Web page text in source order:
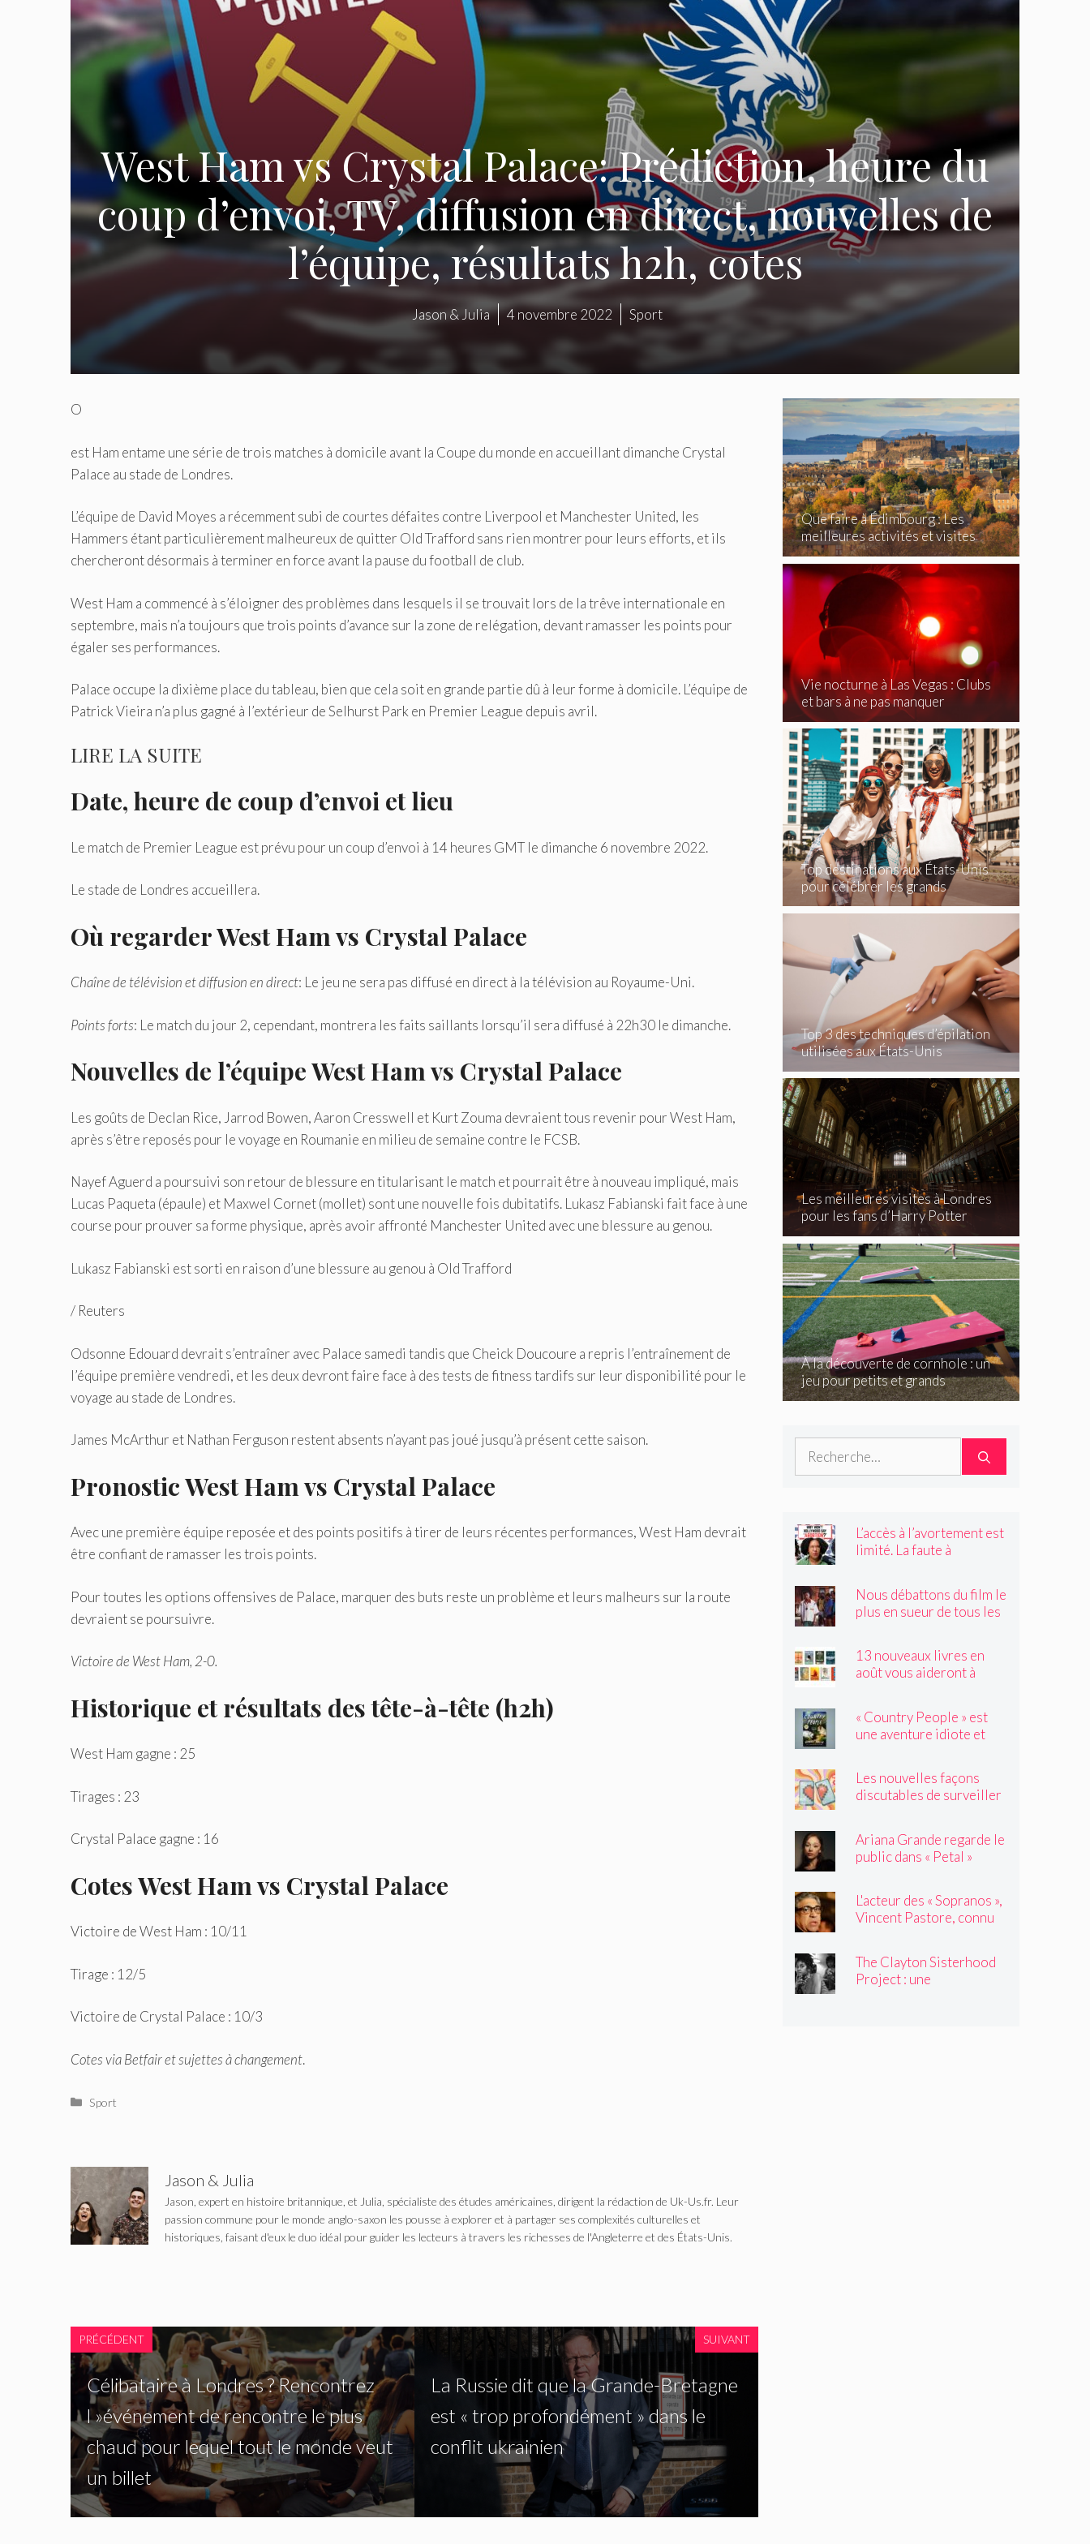
West Ham vs Crystal Palace: Prédiction, heure du
coup d’envoi, TV, diffusion en direct, nouvelles de
l’équipe, résultats h2h, cotes
Jason & Julia 4 novembre 2022 Sport
O
est Ham entame une série de trois matches à domicile avant la Coupe du monde en accueillant dimanche Crystal
Palace au stade de Londres.
L’équipe de David Moyes a récemment subi de courtes défaites contre Liverpool et Manchester United, les
Hammers étant particulièrement malheureux de quitter Old Trafford sans rien montrer pour leurs efforts, et ils
chercheront désormais à terminer en force avant la pause du football de club.
West Ham a commencé à s’éloigner des problèmes dans lesquels il se trouvait lors de la trêve internationale en
septembre, mais n’a toujours que trois points d’avance sur la zone de relégation, devant ramasser les points pour
égaler ses performances.
Palace occupe la dixième place du tableau, bien que cela soit en grande partie dû à leur forme à domicile. L’équipe de
Patrick Vieira n’a plus gagné à l’extérieur de Selhurst Park en Premier League depuis avril.
LIRE LA SUITE
Date, heure de coup d’envoi et lieu
Le match de Premier League est prévu pour un coup d’envoi à 14 heures GMT le dimanche 6 novembre 2022.
Le stade de Londres accueillera.
Où regarder West Ham vs Crystal Palace
Chaîne de télévision et diffusion en direct: Le jeu ne sera pas diffusé en direct à la télévision au Royaume-Uni.
Points forts: Le match du jour 2, cependant, montrera les faits saillants lorsqu’il sera diffusé à 22h30 le dimanche.
Nouvelles de l’équipe West Ham vs Crystal Palace
Les goûts de Declan Rice, Jarrod Bowen, Aaron Cresswell et Kurt Zouma devraient tous revenir pour West Ham,
après s’être reposés pour le voyage en Roumanie en milieu de semaine contre le FCSB.
Nayef Aguerd a poursuivi son retour de blessure en titularisant le match et pourrait être à nouveau impliqué, mais
Lucas Paqueta (épaule) et Maxwel Cornet (mollet) sont une nouvelle fois dubitatifs. Lukasz Fabianski fait face à une
course pour prouver sa forme physique, après avoir affronté Manchester United avec une blessure au genou.
Lukasz Fabianski est sorti en raison d’une blessure au genou à Old Trafford
/ Reuters
Odsonne Edouard devrait s’entraîner avec Palace samedi tandis que Cheick Doucoure a repris l’entraînement de
l’équipe première vendredi, et les deux devront faire face à des tests de fitness tardifs sur leur disponibilité pour le
voyage au stade de Londres.
James McArthur et Nathan Ferguson restent absents n’ayant pas joué jusqu’à présent cette saison.
Pronostic West Ham vs Crystal Palace
Avec une première équipe reposée et des points positifs à tirer de leurs récentes performances, West Ham devrait
être confiant de ramasser les trois points.
Pour toutes les options offensives de Palace, marquer des buts reste un problème et leurs malheurs sur la route
devraient se poursuivre.
Victoire de West Ham, 2-0.
Historique et résultats des tête-à-tête (h2h)
West Ham gagne : 25
Tirages : 23
Crystal Palace gagne : 16
Cotes West Ham vs Crystal Palace
Victoire de West Ham : 10/11
Tirage : 12/5
Victoire de Crystal Palace : 10/3
Cotes via Betfair et sujettes à changement.
Catégories
Sport
Jason & Julia
Jason, expert en histoire britannique, et Julia, spécialiste des études américaines, dirigent la rédaction de Uk-Us.fr. Leur
passion commune pour le monde anglo-saxon les pousse à explorer et à partager ses complexités culturelles et
historiques, faisant d'eux le duo idéal pour guider les lecteurs à travers les richesses de l'Angleterre et des États-Unis.
PRÉCÉDENT
Célibataire à Londres ? Rencontrez
l »événement de rencontre le plus
chaud pour lequel tout le monde veut
un billet
SUIVANT
La Russie dit que la Grande-Bretagne
est « trop ​​​​profondément » dans le
conflit ukrainien
Que faire à Édimbourg : Les
meilleures activités et visites
incontournables
Vie nocturne à Las Vegas : Clubs
et bars à ne pas manquer
Top destinations aux États-Unis
pour célébrer les grands
événements
Top 3 des techniques d’épilation
utilisées aux États-Unis
Les meilleures visites à Londres
pour les fans d’Harry Potter
À la découverte de cornhole : un
jeu pour petits et grands
Rechercher :
L’accès à l’avortement est
limité. La faute à
Nous débattons du film le
plus en sueur de tous les
13 nouveaux livres en
août vous aideront à
« Country People » est
une aventure idiote et
Les nouvelles façons
discutables de surveiller
Ariana Grande regarde le
public dans « Petal »
L'acteur des « Sopranos »,
Vincent Pastore, connu
ans
The Clayton Sisterhood
Project : une